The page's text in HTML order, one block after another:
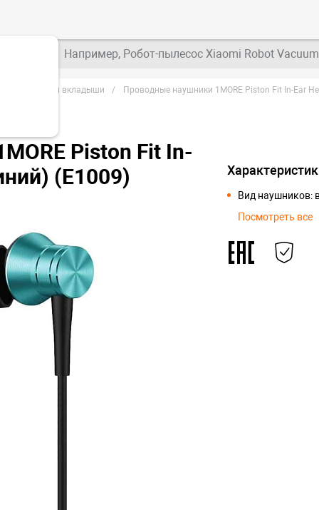
Например, Робот-пылесос Xiaomi Robot
наушники вкладыши Проводные наушники 1MORE Piston Fit In-Ear
Piston Fit In-
(E1009)
Вид наушников:
Посмотреть все